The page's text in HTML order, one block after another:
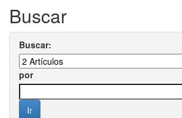
Buscar
Buscar:
por